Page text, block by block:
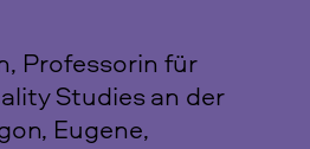
Professorin für
Studies an der
Eugene,